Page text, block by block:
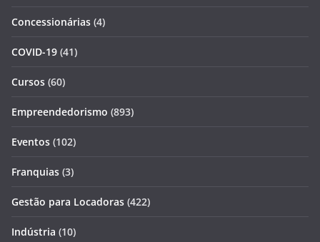
Concessionárias (4)
COVID-19 (41)
Cursos (60)
Empreendedorismo (893)
Eventos (102)
Franquias (3)
Gestão para Locadoras (422)
Indústria (10)